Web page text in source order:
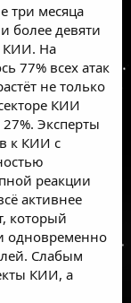
три месяца
более девяти
КИИ. На
77% всех атак
не только
КИИ
Эксперты
к КИИ с
реакции
активнее
который
одновременно
Слабым
КИИ, а